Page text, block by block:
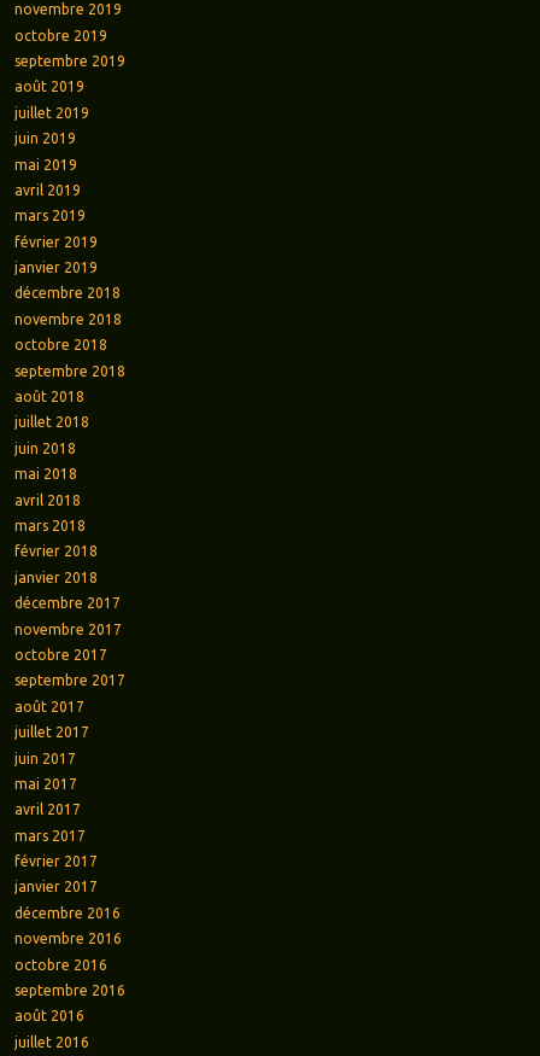
novembre 2019
octobre 2019
septembre 2019
août 2019
juillet 2019
juin 2019
mai 2019
avril 2019
mars 2019
février 2019
janvier 2019
décembre 2018
novembre 2018
octobre 2018
septembre 2018
août 2018
juillet 2018
juin 2018
mai 2018
avril 2018
mars 2018
février 2018
janvier 2018
décembre 2017
novembre 2017
octobre 2017
septembre 2017
août 2017
juillet 2017
juin 2017
mai 2017
avril 2017
mars 2017
février 2017
janvier 2017
décembre 2016
novembre 2016
octobre 2016
septembre 2016
août 2016
juillet 2016